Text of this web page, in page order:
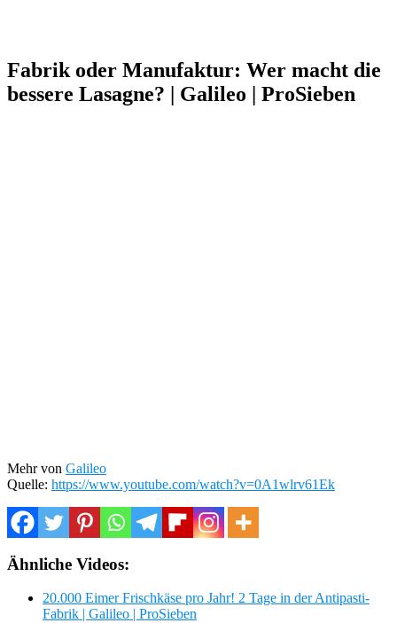
Fabrik oder Manufaktur: Wer macht die
bessere Lasagne? | Galileo | ProSieben
Mehr von Galileo
Quelle: https://www.youtube.com/watch?v=0A1wlrv61Ek
Ähnliche Videos:
20.000 Eimer Frischkäse pro Jahr! 2 Tage in der Antipasti-
Fabrik | Galileo | ProSieben